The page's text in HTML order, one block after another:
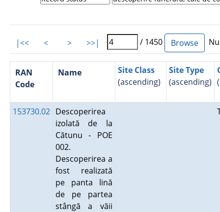
|<< < > >>| / 1450
RAN
Code
Name
Site Class
(ascending)
Site Type
(ascending)
153730.02 Descoperirea
izolată de la
Cătunu - POE
002.
Descoperirea a
fost realizată
pe panta lină
de pe partea
stângă a văii